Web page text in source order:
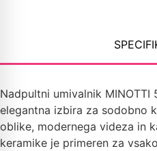
Nadpultni umivalnik
elegantna izbira za sodobno
oblike, modernega videza in
keramike je primeren za